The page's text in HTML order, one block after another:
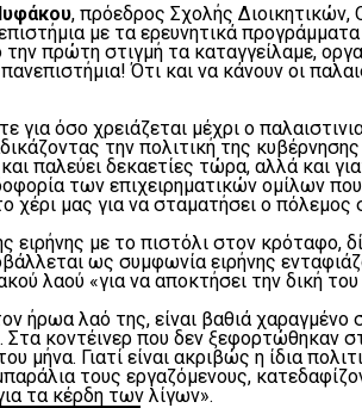
, πρόεδρος Σχολής
με τα ερευνητικά
πρώτη στιγμή τα καταγγείλαμε,
Ότι και να κάνουν οι
όσο χρειάζεται μέχρι ο
την πολιτική της
παλεύει δεκαετίες τώρα, αλλά και
των επιχειρηματικών ομίλων
μας για να σταματήσει ο
με το πιστόλι στον κρόταφο,
ως συμφωνία ειρήνης
λαού «για να αποκτήσει την δική
ήρωα λαό της, είναι βαθιά
κοντέινερ που δεν
Γιατί είναι ακριβώς η ίδια
τους εργαζόμενους,
τα κέρδη των λίγων».